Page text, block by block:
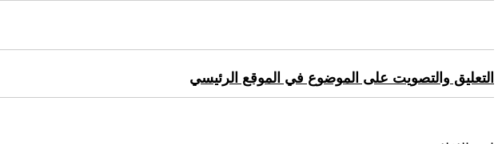
التعليق والتصويت على الموضوع في الموقع الرئيسي